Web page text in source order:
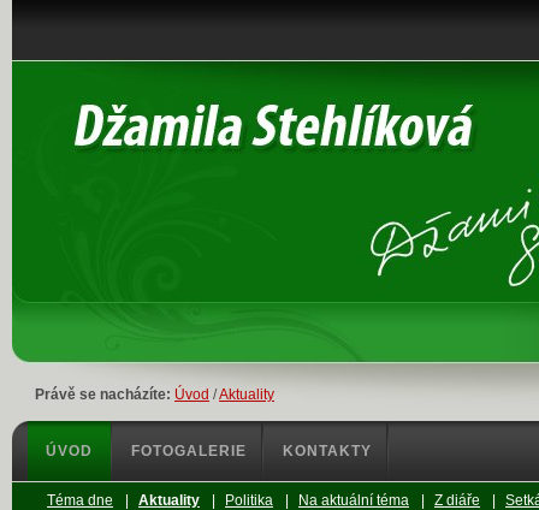
Právě se nacházíte: Úvod /Aktuality
ÚVOD FOTOGALERIE KONTAKTY
Téma dne Aktuality Politika Na aktuální téma Z diáře